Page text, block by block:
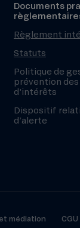
Documents
Règlement
Statuts
Politique de
prévention
d’intérêts
Dispositif
d’alerte
médiation CGU